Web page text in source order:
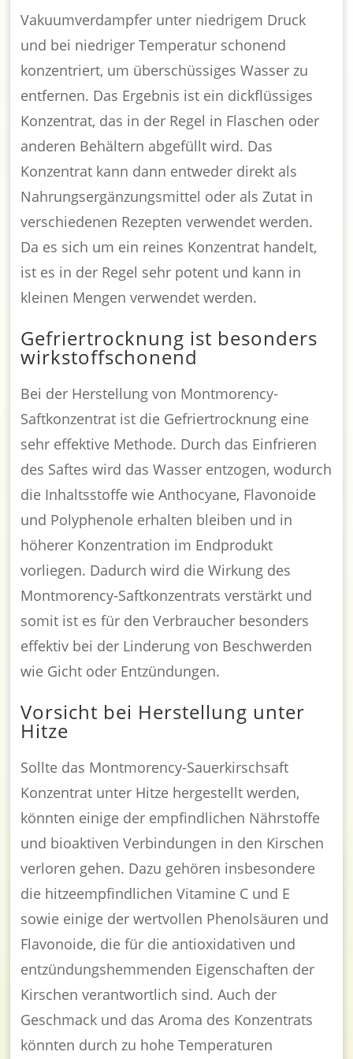
Vakuumverdampfer unter niedrigem Druck
und bei niedriger Temperatur schonend
konzentriert, um überschüssiges Wasser zu
entfernen. Das Ergebnis ist ein dickflüssiges
Konzentrat, das in der Regel in Flaschen oder
anderen Behältern abgefüllt wird. Das
Konzentrat kann dann entweder direkt als
Nahrungsergänzungsmittel oder als Zutat in
verschiedenen Rezepten verwendet werden.
Da es sich um ein reines Konzentrat handelt,
ist es in der Regel sehr potent und kann in
kleinen Mengen verwendet werden.
Gefriertrocknung ist besonders
wirkstoffschonend
Bei der Herstellung von Montmorency-
Saftkonzentrat ist die Gefriertrocknung eine
sehr effektive Methode. Durch das Einfrieren
des Saftes wird das Wasser entzogen, wodurch
die Inhaltsstoffe wie Anthocyane, Flavonoide
und Polyphenole erhalten bleiben und in
höherer Konzentration im Endprodukt
vorliegen. Dadurch wird die Wirkung des
Montmorency-Saftkonzentrats verstärkt und
somit ist es für den Verbraucher besonders
effektiv bei der Linderung von Beschwerden
wie Gicht oder Entzündungen.
Vorsicht bei Herstellung unter
Hitze
Sollte das Montmorency-Sauerkirschsaft
Konzentrat unter Hitze hergestellt werden,
könnten einige der empfindlichen Nährstoffe
und bioaktiven Verbindungen in den Kirschen
verloren gehen. Dazu gehören insbesondere
die hitzeempfindlichen Vitamine C und E
sowie einige der wertvollen Phenolsäuren und
Flavonoide, die für die antioxidativen und
entzündungshemmenden Eigenschaften der
Kirschen verantwortlich sind. Auch der
Geschmack und das Aroma des Konzentrats
könnten durch zu hohe Temperaturen